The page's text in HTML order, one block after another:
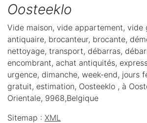
Oosteeklo
Vide maison, vide appartement, vide
antiquaire, brocanteur, brocante,
nettoyage, transport, débarras,
encombrant, achat antiquités,
urgence, dimanche, week-end, jours
gratuit, estimation, Oosteeklo , à
Orientale, 9968,Belgique
Sitemap : XML